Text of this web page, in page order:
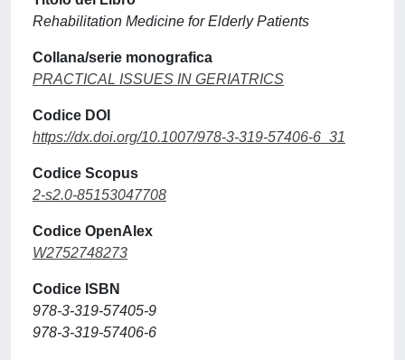
Rehabilitation Medicine for Elderly Patients
Collana/serie monografica
PRACTICAL ISSUES IN GERIATRICS
Codice DOI
https://dx.doi.org/10.1007/978-3-319-57406-6_31
Codice Scopus
2-s2.0-85153047708
Codice OpenAlex
W2752748273
Codice ISBN
978-3-319-57405-9
978-3-319-57406-6